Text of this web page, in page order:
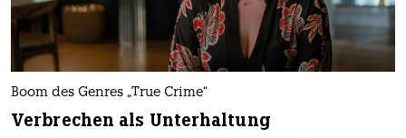
Boom des Genres „True Crime“
Verbrechen als Unterhaltung